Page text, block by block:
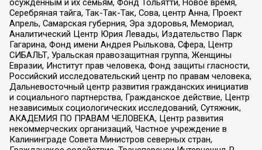
осужденным и их семьям, Фонд Тольятти, Новое время,
Серебряная тайга, Так-Так-Так, Сова, центр Анна, Проект
Апрель, Самарская губерния, Эра здоровья, Мемориал,
Аналитический Центр Юрия Левады, Издательство Парк
Гагарина, Фонд имени Андрея Рылькова, Сфера, Центр
СИБАЛЬТ, Уральская правозащитная группа, Женщины
Евразии, Институт прав человека, Фонд защиты гласности,
Российский исследовательский центр по правам человека,
Дальневосточный центр развития гражданских инициатив
и социального партнерства, Гражданское действие, Центр
независимых социологических исследований, Сутяжник,
АКАДЕМИЯ ПО ПРАВАМ ЧЕЛОВЕКА, Центр развития
некоммерческих организаций, Частное учреждение в
Калининграде Совета Министров северных стран,